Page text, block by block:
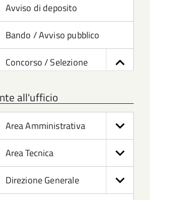
Avviso di deposito
Bando / Avviso pubblico
Concorso / Selezione
Interpello dell'Ente
Interpello di altri Enti
Mobilità
Selezione Pubblica
all'ufficio
Area Amministrativa
Area Tecnica
Direzione Generale